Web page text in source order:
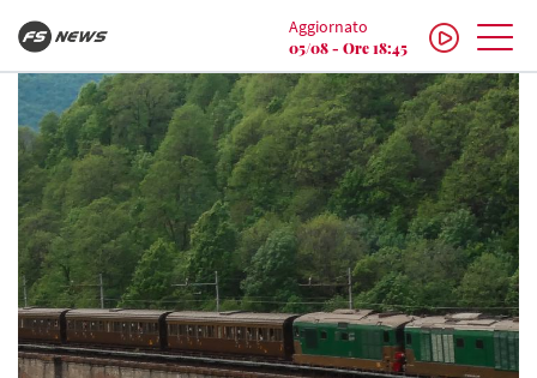
Aggiornato
05/08 - Ore 18:45